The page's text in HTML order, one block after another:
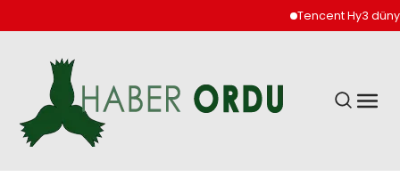
Tencent Hy3 dünya